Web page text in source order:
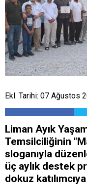
Ekl. Tarihi: 07 Ağustos
Liman Ayık
Temsilciliğinin
sloganıyla
üç aylık destek
dokuz